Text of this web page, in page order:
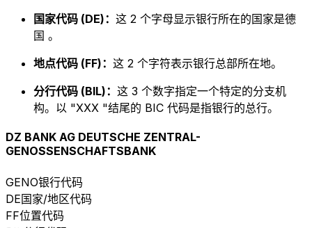
国家代码 (DE)： 这 2 个字母显示银行所在的国家是德
国 。
地点代码 (FF)： 这 2 个字符表示银行总部所在地。
分行代码 (BIL)： 这 3 个数字指定一个特定的分支机
构。以 "XXX "结尾的 BIC 代码是指银行的总行。
DZ BANK AG DEUTSCHE ZENTRAL-
GENOSSENSCHAFTSBANK
GENO银行代码
DE国家/地区代码
FF位置代码